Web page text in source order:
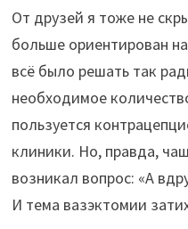
От друзей я тоже не
больше ориентирован
всё было решать так
необходимое
пользуется
клиники. Но, правда,
возникал вопрос: «А
И тема вазэктомии